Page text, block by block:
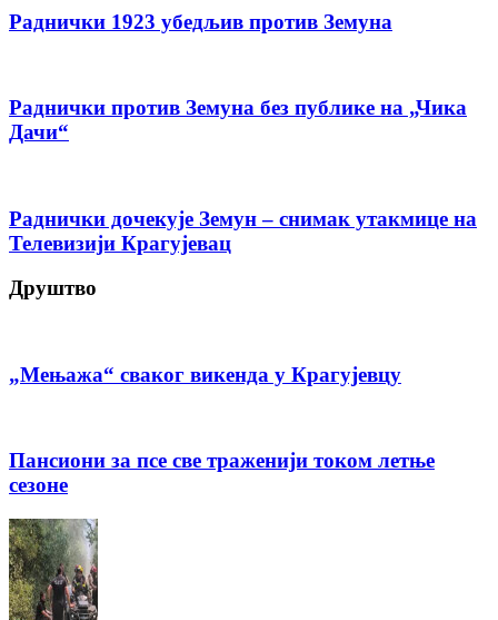
Раднички 1923 убедљив против Земуна
Раднички против Земуна без публике на „Чика
Дачи“
Раднички дочекује Земун – снимак утакмице на
Телевизији Крагујевац
Друштво
„Мењажа“ сваког викенда у Крагујевцу
Пансиони за псе све траженији током летње
сезоне